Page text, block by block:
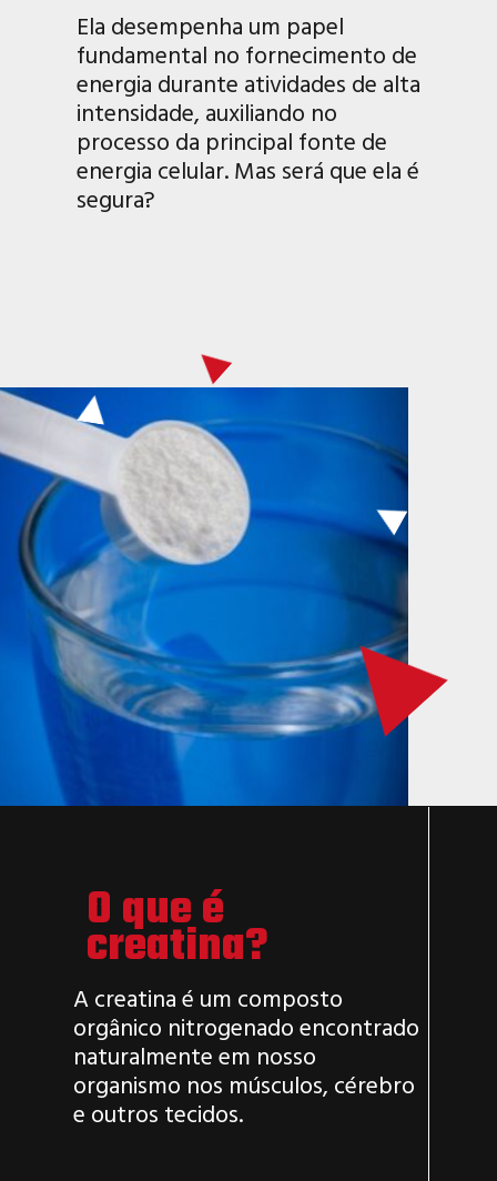
Ela desempenha um papel
fundamental no fornecimento de
energia durante atividades de alta
intensidade, auxiliando no
processo da principal fonte de
energia celular. Mas será que ela é
segura?
A creatina é um composto
orgânico nitrogenado encontrado
naturalmente em nosso
organismo nos músculos, cérebro
e outros tecidos.
O que é
creatina?